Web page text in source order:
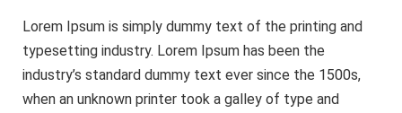
Lorem Ipsum is simply dummy text of the printing and
typesetting industry. Lorem Ipsum has been the
industry’s standard dummy text ever since the 1500s,
when an unknown printer took a galley of type and